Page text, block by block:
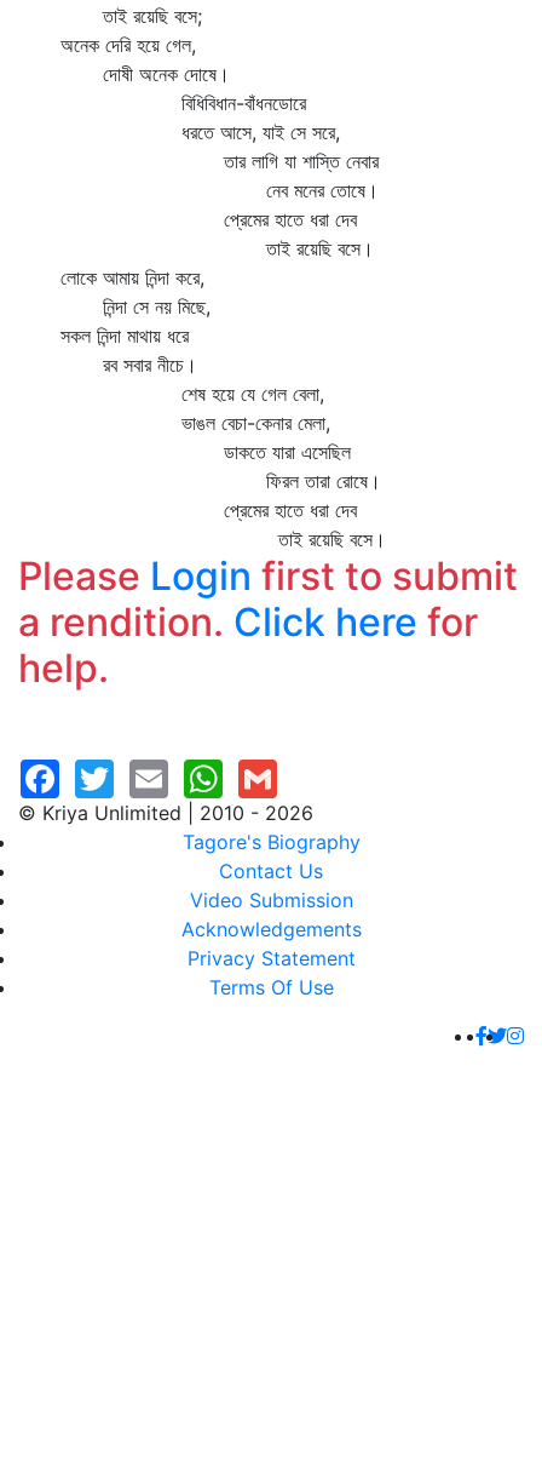
তাই রয়েছি বসে;
অনেক দেরি হয়ে গেল,
দোষী অনেক দোষে।
বিধিবিধান-বাঁধনডোরে
ধরতে আসে, যাই সে সরে,
তার লাগি যা শাস্তি নেবার
নেব মনের তোষে।
প্রেমের হাতে ধরা দেব
তাই রয়েছি বসে।
লোকে আমায় নিন্দা করে,
নিন্দা সে নয় মিছে,
সকল নিন্দা মাথায় ধরে
রব সবার নীচে।
শেষ হয়ে যে গেল বেলা,
ভাঙল বেচা-কেনার মেলা,
ডাকতে যারা এসেছিল
ফিরল তারা রোষে।
প্রেমের হাতে ধরা দেব
তাই রয়েছি বসে।
Please Login first to submit
a rendition. Click here for
help.
© Kriya Unlimited | 2010 - 2026
Tagore's Biography
Contact Us
Video Submission
Acknowledgements
Privacy Statement
Terms Of Use